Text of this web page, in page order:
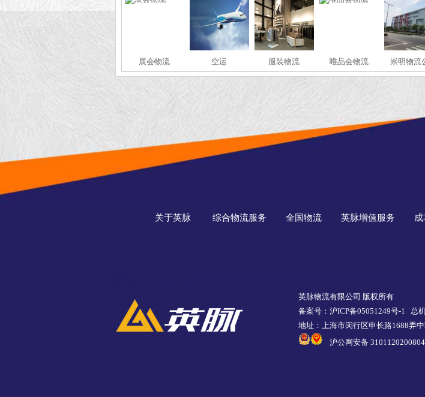
展会物流 空运 服装物流 唯品会物流 崇明物流
关于英脉 综合物流服务 全国物流 英脉增值服务
英脉物流有限公司 版权所有
备案号：沪ICP备05051249号-1
总
地址：上海市闵行区申长路1688弄
沪公网安备